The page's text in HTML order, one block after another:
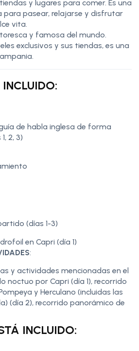
y lugares para comer. Es una
para pasear, relajarse y disfrutar
vita.
y famosa del mundo.
exclusivos y sus tiendas, es una
de habla inglesa de forma
2, 3)
(días 1-3)
en Capri (día 1)
:
y actividades mencionadas en el
noctuo por Capri (día 1), recorrido
y Herculano (incluidas las
(día 2), recorrido panorámico de
INCLUIDO: